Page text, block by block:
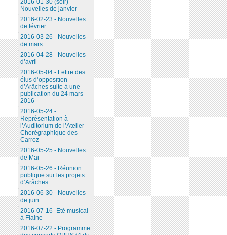
2016-01-30 (soir) -
Nouvelles de janvier
2016-02-23 - Nouvelles
de février
2016-03-26 - Nouvelles
de mars
2016-04-28 - Nouvelles
d’avril
2016-05-04 - Lettre des
élus d’opposition
d’Arâches suite à une
publication du 24 mars
2016
2016-05-24 -
Représentation à
l’Auditorium de l’Atelier
Chorégraphique des
Carroz
2016-05-25 - Nouvelles
de Mai
2016-05-26 - Réunion
publique sur les projets
d’Arâches
2016-06-30 - Nouvelles
de juin
2016-07-16 -Eté musical
à Flaine
2016-07-22 - Programme